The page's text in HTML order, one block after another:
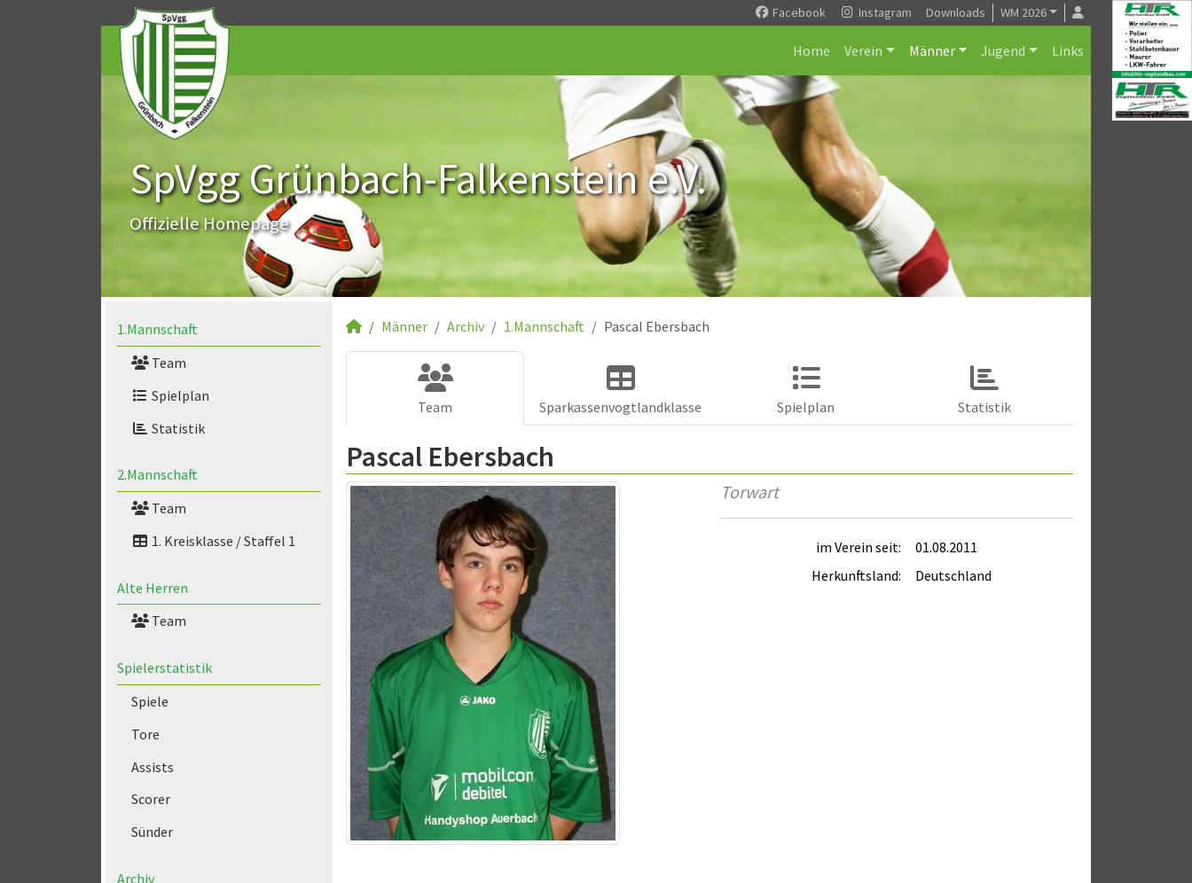
Facebook Instagram Downloads WM 2026
Home Verein Männer Jugend Links
SpVgg Grünbach-Falkenstein e.V.
Offizielle Homepage
1.Mannschaft
Team
Spielplan
Statistik
2.Mannschaft
Team
1. Kreisklasse / Staffel 1
Alte Herren
Team
Spielerstatistik
Spiele
Tore
Assists
Scorer
Sünder
Archiv
Männer Archiv 1.Mannschaft Pascal Ebersbach
Team Sparkassenvogtlandklasse Spielplan Statistik
Pascal Ebersbach
Torwart
im Verein seit:
01.08.2011
Herkunftsland:
Deutschland